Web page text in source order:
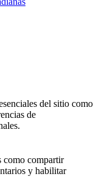
del sitio como
de
como compartir
y habilitar